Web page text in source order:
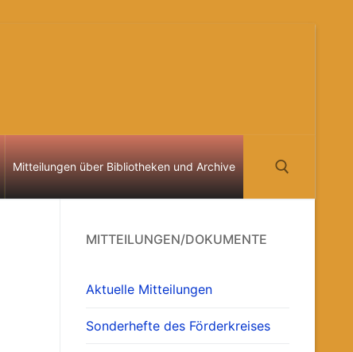
Mitteilungen über Bibliotheken und Archive
MITTEILUNGEN/DOKUMENTE
Aktuelle Mitteilungen
Sonderhefte des Förderkreises